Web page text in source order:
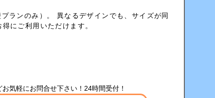
ランのみ）。 異なるデザインでも、サイズが同
にご利用いただけます。
気軽にお問合せ下さい！24時間受付！